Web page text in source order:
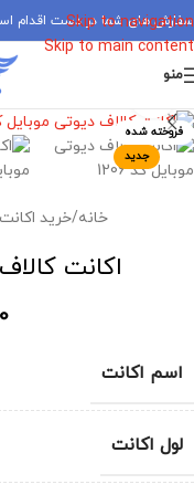
Skip to navigation
Skip to main content
سفارش های شما در دست اقدام
منو
فروخته شده
جدید
برای بزرگنمایی
خانه/خرید
اکانت کالاف
اسم اکانت
لول اکانت